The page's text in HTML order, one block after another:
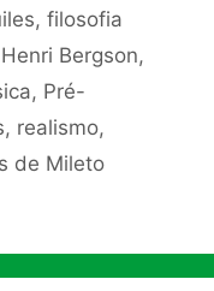
,filosofia
Henri Bergson,
, Pré-
, realismo,
de Mileto